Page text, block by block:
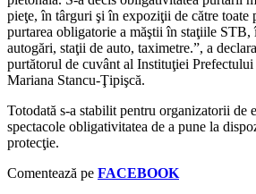
pieţe, în târguri şi în expoziţii de către toate
purtarea obligatorie a măştii în staţiile STB,
autogări, staţii de auto, taximetre.”, a
purtătorul de cuvânt al Instituţiei
Mariana Stancu-Ţipişcă.
Totodată s-a stabilit pentru organizatorii de
spectacole obligativitatea de a pune la
protecţie.
Comentează pe FACEBOOK